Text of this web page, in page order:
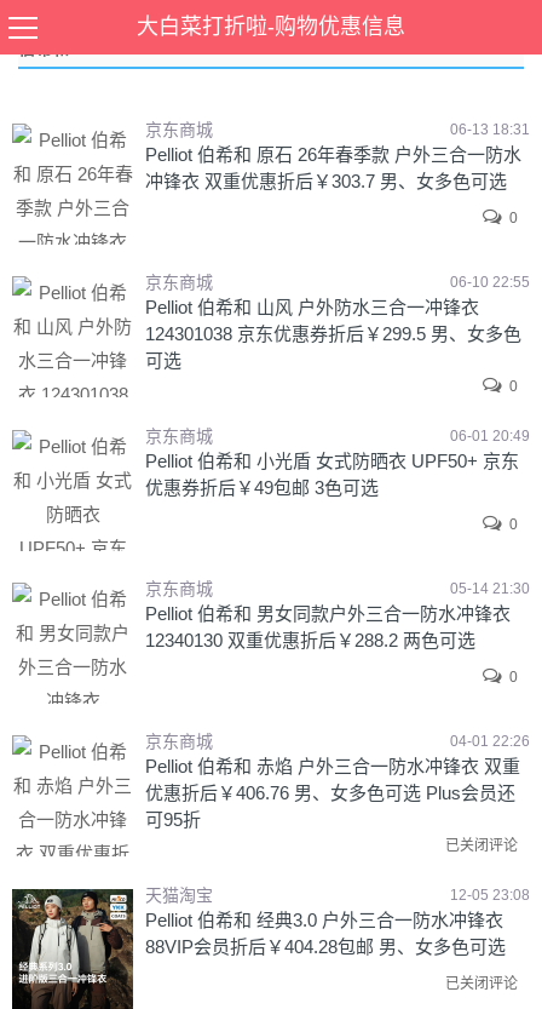
大白菜打折啦-购物优惠信息
京东商城 06-13 18:31
Pelliot 伯希和 原石 26年春季款 户外三合一防水
冲锋衣 双重优惠折后￥303.7 男、女多色可选
0
京东商城 06-10 22:55
Pelliot 伯希和 山风 户外防水三合一冲锋衣
124301038 京东优惠券折后￥299.5 男、女多色
可选
0
京东商城 06-01 20:49
Pelliot 伯希和 小光盾 女式防晒衣 UPF50+ 京东
优惠券折后￥49包邮 3色可选
0
京东商城 05-14 21:30
Pelliot 伯希和 男女同款户外三合一防水冲锋衣
12340130 双重优惠折后￥288.2 两色可选
0
京东商城 04-01 22:26
Pelliot 伯希和 赤焰 户外三合一防水冲锋衣 双重
优惠折后￥406.76 男、女多色可选 Plus会员还
可95折
已关闭评论
天猫淘宝 12-05 23:08
Pelliot 伯希和 经典3.0 户外三合一防水冲锋衣
88VIP会员折后￥404.28包邮 男、女多色可选
已关闭评论